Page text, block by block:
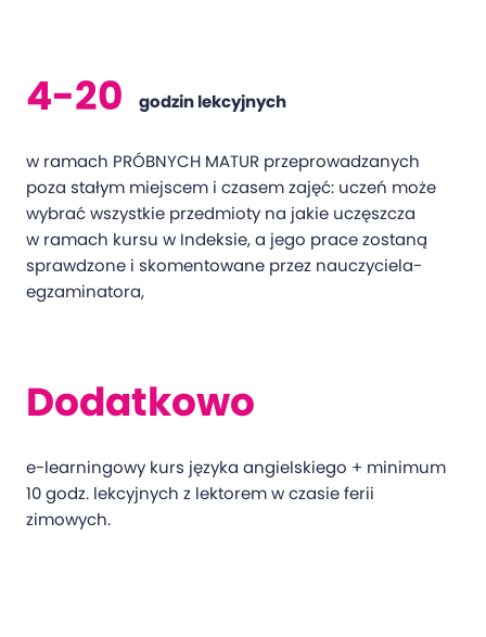
4-20 godzin lekcyjnych
w ramach PRÓBNYCH MATUR przeprowadzanych
poza stałym miejscem i czasem zajęć: uczeń może
wybrać wszystkie przedmioty na jakie uczęszcza
w ramach kursu w Indeksie, a jego prace zostaną
sprawdzone i skomentowane przez nauczyciela-
egzaminatora,
Dodatkowo
e-learningowy kurs języka angielskiego + minimum
10 godz. lekcyjnych z lektorem w czasie ferii
zimowych.